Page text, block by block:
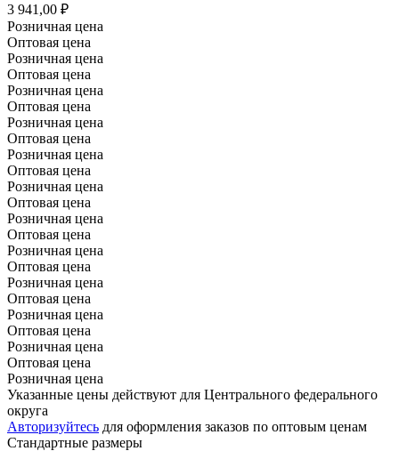
3 941,00 ₽
Розничная цена
Оптовая цена
Розничная цена
Оптовая цена
Розничная цена
Оптовая цена
Розничная цена
Оптовая цена
Розничная цена
Оптовая цена
Розничная цена
Оптовая цена
Розничная цена
Оптовая цена
Розничная цена
Оптовая цена
Розничная цена
Оптовая цена
Розничная цена
Оптовая цена
Розничная цена
Оптовая цена
Розничная цена
Указанные цены действуют для Центрального федерального
округа
Авторизуйтесь для оформления заказов по оптовым ценам
Стандартные размеры